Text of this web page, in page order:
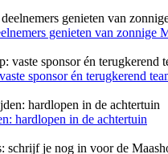
genieten van zonnige
sponsor én terugkerend
hardlopen in de achtertuin